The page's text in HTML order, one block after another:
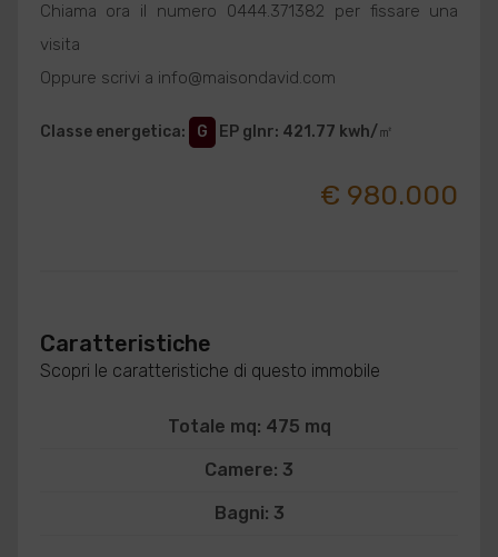
Chiama ora il numero 0444.371382 per fissare una
visita
Oppure scrivi a info@maisondavid.com
Classe energetica: G EP glnr: 421.77 kwh/㎡
€ 980.000
Caratteristiche
Scopri le caratteristiche di questo immobile
Totale mq: 475 mq
Camere: 3
Bagni: 3